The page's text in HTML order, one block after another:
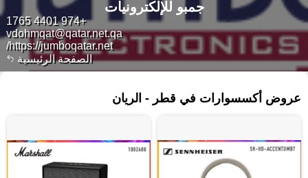
الصفحة الرئيسية
+974 4401 1765
vdohmqat@qatar.net.qa
https://jumboqatar.net/
جمبو للإلكترونيات
عروض أكسسوارات في قطر - الريان